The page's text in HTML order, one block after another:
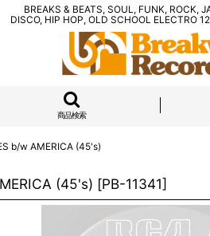
BREAKS & BEATS, SOUL, FUNK, ROCK,
DISCO, HIP HOP, OLD SCHOOL ELECTRO
商品検索
b/w AMERICA (45's)
(45's) [PB-11341]